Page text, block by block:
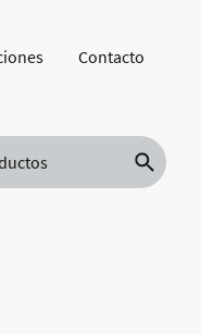
Contacto